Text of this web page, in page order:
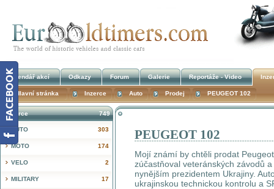
PEUGEOT 102
Mojí známí by chtěli prodat
zúčastňoval veteránských závodů
nynějším prezidentem Ukrajiny.
ukrajinskou technickou kontrolu a
749
Inzerce
303
AUTO
174
MOTO
2
VELO
17
MILITARY
Kalendář akcí Odkazy Forum Galerie Reportáže - Video
Hlavní stránka Inzerce Auto Prodej PEUGEOT 102